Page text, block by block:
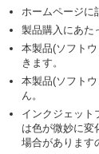
ホームページに
製品購入にあた
本製品(ソフト
きます。
本製品(ソフト
ん。
インクジェット
は色が微妙に変
場合があります